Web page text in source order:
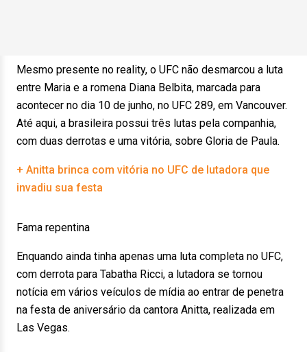
Mesmo presente no reality, o UFC não desmarcou a luta
entre Maria e a romena Diana Belbita, marcada para
acontecer no dia 10 de junho, no UFC 289, em Vancouver.
Até aqui, a brasileira possui três lutas pela companhia,
com duas derrotas e uma vitória, sobre Gloria de Paula.
+ Anitta brinca com vitória no UFC de lutadora que
invadiu sua festa
Fama repentina
Enquando ainda tinha apenas uma luta completa no UFC,
com derrota para Tabatha Ricci, a lutadora se tornou
notícia em vários veículos de mídia ao entrar de penetra
na festa de aniversário da cantora Anitta, realizada em
Las Vegas.